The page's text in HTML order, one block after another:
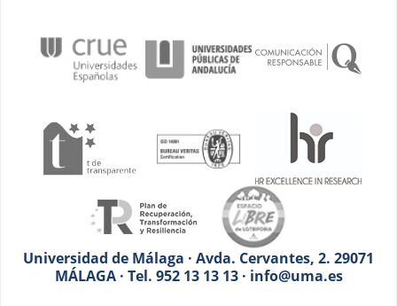
Universidad de Málaga · Avda. Cervantes, 2. 29071
MÁLAGA · Tel. 952 13 13 13 · info@uma.es